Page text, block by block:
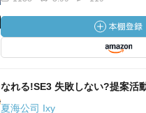
なれる!SE3 失敗しない?提案活
夏海公司 Ixy